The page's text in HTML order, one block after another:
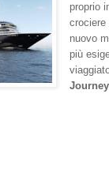
proprio
crociere
nuovo
più